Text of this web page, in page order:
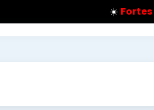
☀️
Prix
🔥